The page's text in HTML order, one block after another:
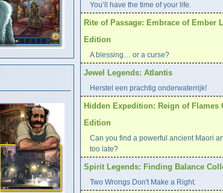
You’ll have the time of your life.
Rite of Passage: Embrace of Ember
Edition
A blessing… or a curse?
Jewel Legends: Atlantis
Herstel een prachtig onderwaterrijk!
Hidden Expedition: Reign of Flames
Edition
Can you find a powerful ancient Maori
too late?
Spirit Legends: Finding Balance
Two Wrongs Don't Make a Right.